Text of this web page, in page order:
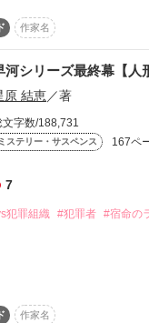
から始まる溺愛コンテスト
説投稿サイト合同企画「1話
会場
佑聖の行方を追ってい
掛かりは掴めず脱獄か
相次ぐ未成年者の集団
トの最後の投稿にはい
。
の目的とは？
線、人と神の境界線。
、君の赤い糸の相手は誰
法行為を助長するもの
容認、推奨するものでも
、団体、実際に起きた
作家名
河シリーズ最終幕【人
原 結恵／著
文字数/188,731
ミステリー・サスペンス 167ペ
7
犯罪組織 #犯罪者 #宿命の
続爆破、消えた美月、
早河の大切な者達……。
作家名